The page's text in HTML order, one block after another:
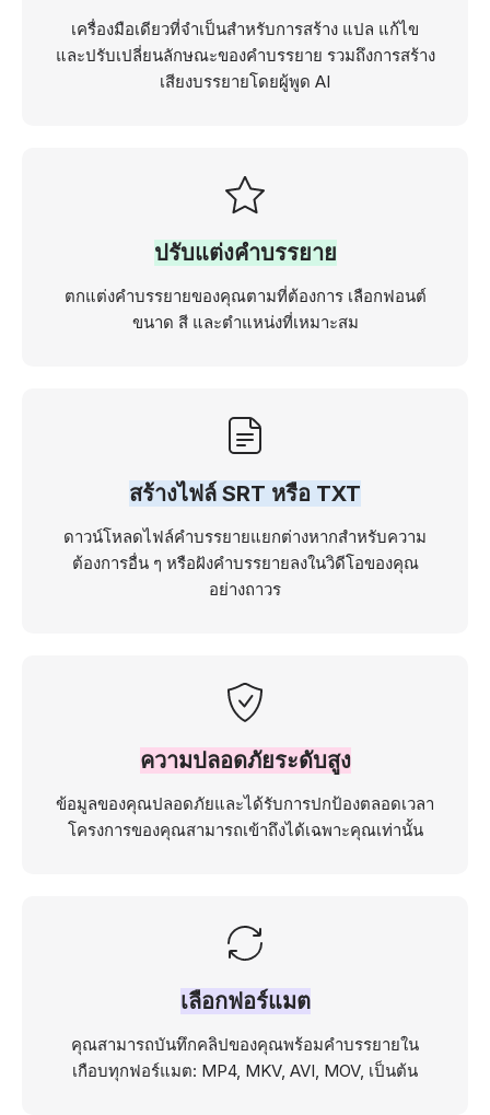
เครื่องมือเดียวที่จำเป็นสำหรับการสร้าง แปล แก้ไข
และปรับเปลี่ยนลักษณะของคำบรรยาย รวมถึงการสร้าง
เสียงบรรยายโดยผู้พูด AI
ปรับแต่งคำบรรยาย
ตกแต่งคำบรรยายของคุณตามที่ต้องการ เลือกฟอนต์
ขนาด สี และตำแหน่งที่เหมาะสม
สร้างไฟล์ SRT หรือ TXT
ดาวน์โหลดไฟล์คำบรรยายแยกต่างหากสำหรับความ
ต้องการอื่น ๆ หรือฝังคำบรรยายลงในวิดีโอของคุณ
อย่างถาวร
ความปลอดภัยระดับสูง
ข้อมูลของคุณปลอดภัยและได้รับการปกป้องตลอดเวลา
โครงการของคุณสามารถเข้าถึงได้เฉพาะคุณเท่านั้น
เลือกฟอร์แมต
คุณสามารถบันทึกคลิปของคุณพร้อมคำบรรยายใน
เกือบทุกฟอร์แมต: MP4, MKV, AVI, MOV, เป็นต้น